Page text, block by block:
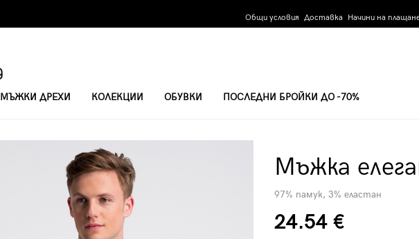
Общи условия Доставка Начини на
МЪЖКИ ДРЕХИ КОЛЕКЦИИ ОБУВКИ ПОСЛЕДНИ БРОЙКИ ДО -70%
Мъжка
97% памук, 3% еластан
24.54 €